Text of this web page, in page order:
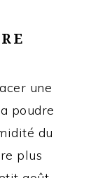
une
poudre
du
plus